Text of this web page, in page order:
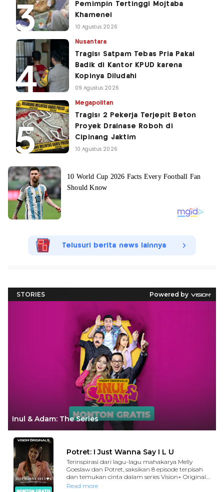
Pemimpin Tertinggi Mojtaba
Khamenei
10 Agustus 2026
Nusantara
Tragis! Satpam Tebas Pria Pakai
Badik di Kantor KPUD karena
Kopinya Diludahi
09 Agustus 2026
Megapolitan
Tragis! 2 Pekerja Terjepit Beton
Proyek Drainase Roboh di
Cipinang Jaktim
10 Agustus 2026
Telusuri berita news lainnya